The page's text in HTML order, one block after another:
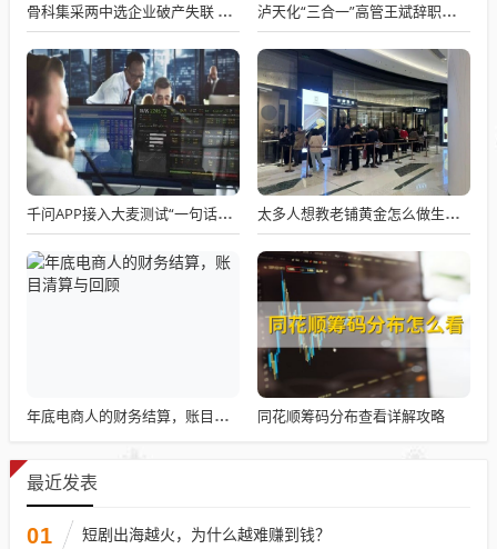
骨科集采两中选企业破产失联 官方罕见通报 泸天化“三合一”高管王斌辞职：高管变动叠加财务、业绩双重压力，公司进入阶段性调整期
千问APP接入大麦测试“一句话买电影票” 太多人想教老铺黄金怎么做生意了
年底电商人的财务结算，账目清算与回顾 同花顺筹码分布查看详解攻略
最近发表
01 短剧出海越火，为什么越难赚到钱？